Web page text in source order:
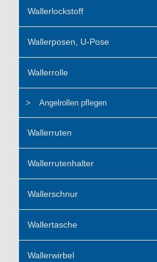
Wallerlockstoff
Wallerposen, U-Pose
Wallerrolle
Angelrollen pflegen
Wallerruten
Wallerrutenhalter
Wallerschnur
Wallertasche
Wallerwirbel